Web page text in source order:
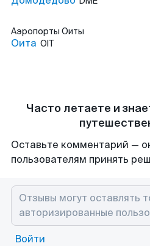
Аэропорты Оиты
Оита OIT
Часто летаете и
Оставьте комментарий —
пользователям принять
Войти